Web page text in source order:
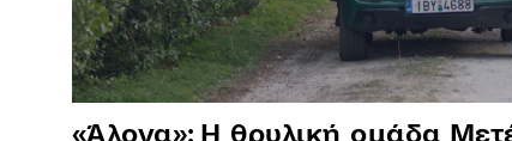
«Άλογα»: Η θρυλική ομάδα